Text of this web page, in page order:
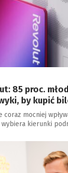
85 proc.
by kupić
coraz mocniej
kierunki